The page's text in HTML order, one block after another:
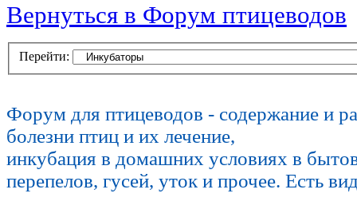
Вернуться в Форум птицеводов
Перейти:
Форум для птицеводов - содержание и
болезни птиц и их лечение,
инкубация в домашних условиях в
перепелов, гусей, уток и прочее. Есть